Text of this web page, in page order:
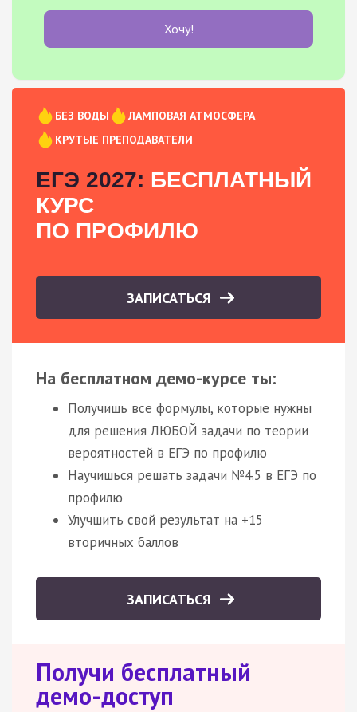
Хочу!
БЕЗ ВОДЫ
ЛАМПОВАЯ АТМОСФЕРА
КРУТЫЕ ПРЕПОДАВАТЕЛИ
ЕГЭ 2027: БЕСПЛАТНЫЙ
КУРС
ПО ПРОФИЛЮ
ЗАПИСАТЬСЯ
На бесплатном демо-курсе ты:
Получишь все формулы, которые нужны
для решения ЛЮБОЙ задачи по теории
вероятностей в ЕГЭ по профилю
Научишься решать задачи №4.5 в ЕГЭ по
профилю
Улучшить свой результат на +15
вторичных баллов
ЗАПИСАТЬСЯ
Получи бесплатный
демо-доступ